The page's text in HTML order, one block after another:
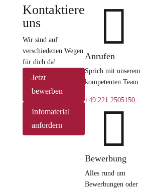
Kontaktiere
uns
Wir sind auf
verschiedenen Wegen
für dich da!
Jetzt
bewerben
Infomaterial
anfordern

Anrufen
Sprich mit unserem
kompetenten Team
+49 221 2505150

Bewerbung
Alles rund um
Bewerbungen oder